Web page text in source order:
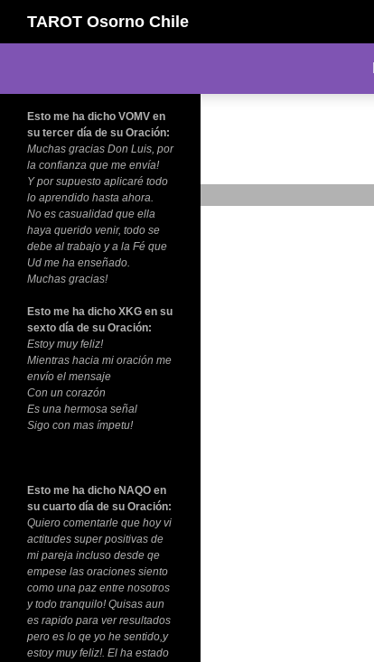
TAROT Osorno Chile
Esto me ha dicho VOMV en
su tercer día de su Oración:
Muchas gracias Don Luis, por
la confianza que me envía!
Y por supuesto aplicaré todo
lo aprendido hasta ahora.
No es casualidad que ella
haya querido venir, todo se
debe al trabajo y a la Fé que
Ud me ha enseñado.
Muchas gracias!
Esto me ha dicho XKG en su
sexto día de su Oración:
Estoy muy feliz!
Mientras hacia mi oración me
envío el mensaje
Con un corazón
Es una hermosa señal
Sigo con mas ímpetu!
Esto me ha dicho NAQO en
su cuarto día de su Oración:
Quiero comentarle que hoy vi
actitudes super positivas de
mi pareja incluso desde qe
empese las oraciones siento
como una paz entre nosotros
y todo tranquilo! Quisas aun
es rapido para ver resultados
pero es lo qe yo he sentido,y
estoy muy feliz!. El ha estado